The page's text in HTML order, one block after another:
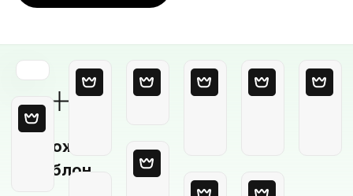
Порожній
шаблон